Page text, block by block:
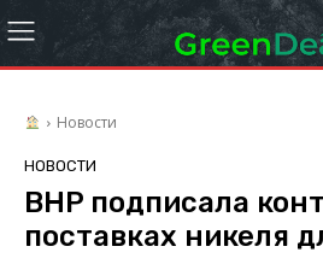
Новости
НОВОСТИ
BHP подписала
поставках никеля